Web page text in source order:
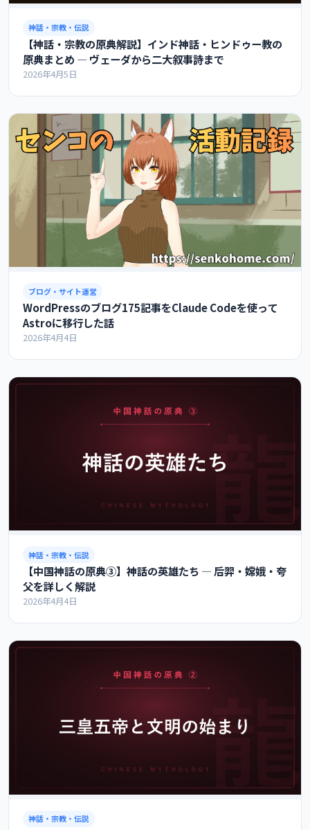
神話・宗教・伝説
【神話・宗教の原典解説】インド神話・ヒンドゥー教の
原典まとめ ― ヴェーダから二大叙事詩まで
2026年4月5日
ブログ・サイト運営
WordPressのブログ175記事をClaude Codeを使って
Astroに移行した話
2026年4月4日
神話・宗教・伝説
【中国神話の原典③】神話の英雄たち ― 后羿・嫦娥・夸
父を詳しく解説
2026年4月4日
神話・宗教・伝説